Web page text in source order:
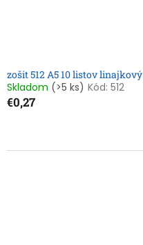
zošit 512 A5 10 listov linajkový
Skladom (>5 ks) Kód: 512
€0,27